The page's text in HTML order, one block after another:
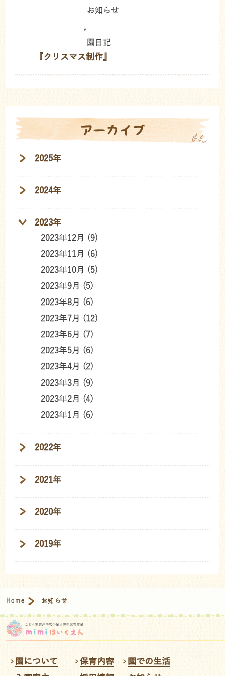
お知らせ
,
園日記
『クリスマス制作』
アーカイブ
2025年
2024年
2023年
2023年12月 (9)
2023年11月 (6)
2023年10月 (5)
2023年9月 (5)
2023年8月 (6)
2023年7月 (12)
2023年6月 (7)
2023年5月 (6)
2023年4月 (2)
2023年3月 (9)
2023年2月 (4)
2023年1月 (6)
2022年
2021年
2020年
2019年
Home お知らせ
園について 保育内容
園での生活